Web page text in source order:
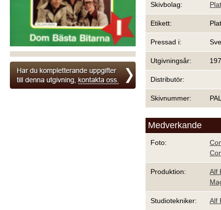
Skivbolag:
Etikett:
Pressad i:
Utgivningsår:
Distributör:
Skivnummer:
Medverkande
Foto:
Produktion:
Alf
Studiotekniker: Alf